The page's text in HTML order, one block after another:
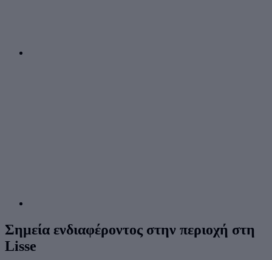
Σημεία ενδιαφέροντος στην περιοχή στη
Lisse